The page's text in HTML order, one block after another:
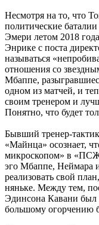
Несмотря на то, что
политические
Эмери летом 2018
Энрике с поста
называться
отношения со
Мбаппе,
одном из матчей, и
своим тренером и
Понятно, что будет
Бывший тренер-
«Майнца» осознает,
микроскопом» в
эго Мбаппе, Неймара
реализовать свой
няньке. Между тем,
Эдинсона Кавани был
большому огорчению